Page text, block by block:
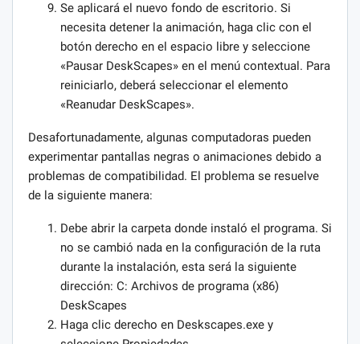
Se aplicará el nuevo fondo de escritorio. Si
necesita detener la animación, haga clic con el
botón derecho en el espacio libre y seleccione
«Pausar DeskScapes» en el menú contextual. Para
reiniciarlo, deberá seleccionar el elemento
«Reanudar DeskScapes».
Desafortunadamente, algunas computadoras pueden
experimentar pantallas negras o animaciones debido a
problemas de compatibilidad. El problema se resuelve
de la siguiente manera:
Debe abrir la carpeta donde instaló el programa. Si
no se cambió nada en la configuración de la ruta
durante la instalación, esta será la siguiente
dirección: С: Archivos de programa (x86)
DeskScapes
Haga clic derecho en Deskscapes.exe y